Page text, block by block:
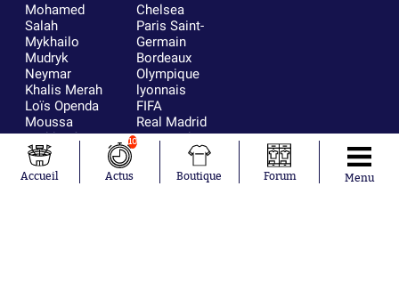
Mohamed
Salah
Mykhailo
Mudryk
Neymar
Khalis Merah
Loïs Openda
Moussa
Niakhaté
Nicolás
Tagliafico
Pavel Šulc
Chelsea
Paris Saint-
Germain
Bordeaux
Olympique
lyonnais
FIFA
Real Madrid
RC Strasbourg
AC Milan
RC Lens
Accueil
10
Actus Boutique Forum Menu